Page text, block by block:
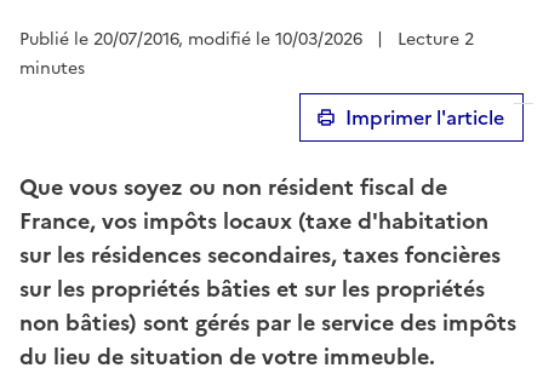
Publié le 20/07/2016, modifié le 10/03/2026 |
Lecture 2
minutes
Imprimer l'article
Que vous soyez ou non résident fiscal de
France, vos impôts locaux (taxe d'habitation
sur les résidences secondaires, taxes foncières
sur les propriétés bâties et sur les propriétés
non bâties) sont gérés par le service des impôts
du lieu de situation de votre immeuble.